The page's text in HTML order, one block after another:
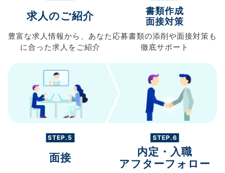
求人のご紹介
豊富な求人情報から、 あなた
に合った求人を ご紹介
書類作成
面接対策
応募書類の添削や面接対策も
徹底サポート
STEP.5
面接
STEP.6
内定・入職
アフターフォロー